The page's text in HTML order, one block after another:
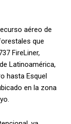
aéreo de
que
FireLiner,
Latinoamérica,
hasta Esquel
en la zona